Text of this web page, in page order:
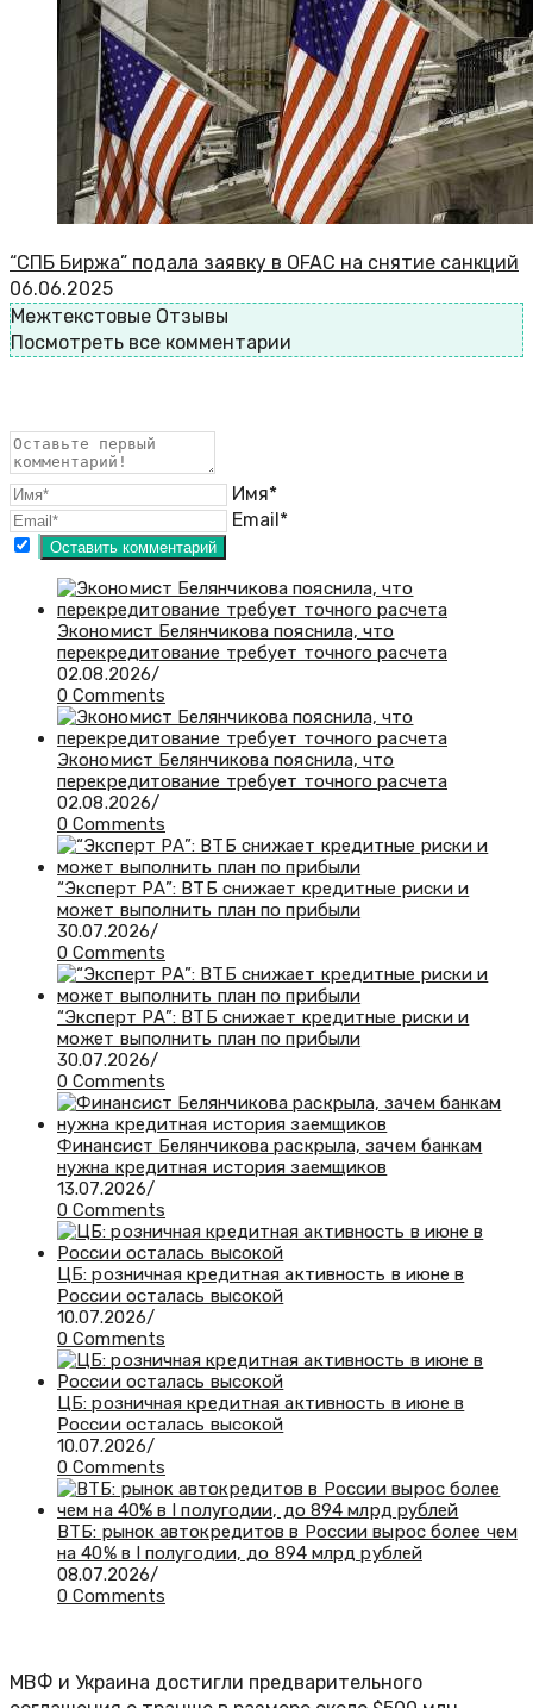
“СПБ Биржа” подала заявку в OFAC на снятие санкций
06.06.2025
Межтекстовые Отзывы
Посмотреть все комментарии
Имя*
Email*
Экономист Белянчикова пояснила, что
перекредитование требует точного расчета
02.08.2026/
0 Comments
Экономист Белянчикова пояснила, что
перекредитование требует точного расчета
02.08.2026/
0 Comments
“Эксперт РА”: ВТБ снижает кредитные риски и
может выполнить план по прибыли
30.07.2026/
0 Comments
“Эксперт РА”: ВТБ снижает кредитные риски и
может выполнить план по прибыли
30.07.2026/
0 Comments
Финансист Белянчикова раскрыла, зачем банкам
нужна кредитная история заемщиков
13.07.2026/
0 Comments
ЦБ: розничная кредитная активность в июне в
России осталась высокой
10.07.2026/
0 Comments
ЦБ: розничная кредитная активность в июне в
России осталась высокой
10.07.2026/
0 Comments
ВТБ: рынок автокредитов в России вырос более чем
на 40% в I полугодии, до 894 млрд рублей
08.07.2026/
0 Comments
МВФ и Украина достигли предварительного